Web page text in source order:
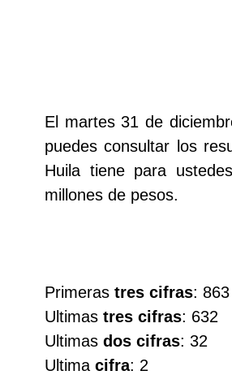
Antioqueñita Día
Antioqueñita Tarde
Astro Luna
Cafeterito Tarde
El martes 31 de
puedes consultar los
Huila tiene para
millones de pesos.
Primeras tres cifras: 863
Ultimas tres cifras: 632
Ultimas dos cifras: 32
Ultima cifra: 2